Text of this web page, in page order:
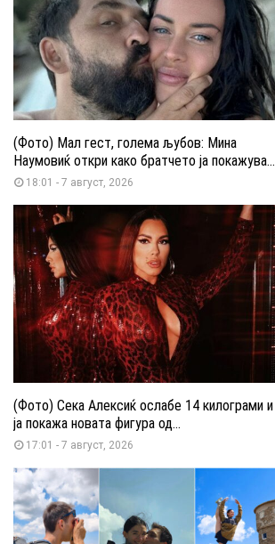
(Фото) Мал гест, голема љубов: Мина
Наумовиќ откри како братчето ја покажува...
18:01 - 7 август, 2026
(Фото) Сека Алексиќ ослабе 14 килограми и
ја покажа новата фигура од...
17:01 - 7 август, 2026